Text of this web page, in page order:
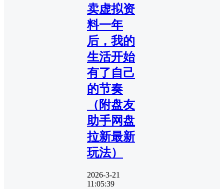
卖虚拟资
料一年
后，我的
生活开始
有了自己
的节奏
（附盘友
助手网盘
拉新最新
玩法）
2026-3-21
11:05:39